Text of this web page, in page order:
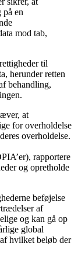
på en
mod tab,
til
herunder retten
behandling,
at
for overholdelse
overholdelse.
rapportere
og opretholde
beføjelse
af
og kan gå op
global
hvilket beløb der